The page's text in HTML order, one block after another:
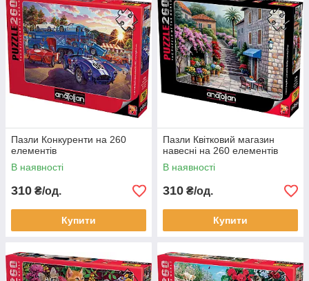
Пазли Конкуренти на 260
елементів
В наявності
310 ₴/од.
Купити
Пазли Квітковий магазин
навесні на 260 елементів
В наявності
310 ₴/од.
Купити